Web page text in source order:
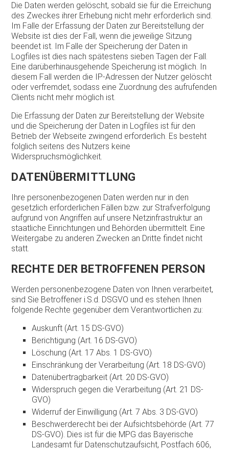
Die Daten werden gelöscht, sobald sie für die Erreichung
des Zweckes ihrer Erhebung nicht mehr erforderlich sind.
Im Falle der Erfassung der Daten zur Bereitstellung der
Website ist dies der Fall, wenn die jeweilige Sitzung
beendet ist. Im Falle der Speicherung der Daten in
Logfiles ist dies nach spätestens sieben Tagen der Fall.
Eine darüberhinausgehende Speicherung ist möglich. In
diesem Fall werden die IP-Adressen der Nutzer gelöscht
oder verfremdet, sodass eine Zuordnung des aufrufenden
Clients nicht mehr möglich ist.
Die Erfassung der Daten zur Bereitstellung der Website
und die Speicherung der Daten in Logfiles ist für den
Betrieb der Webseite zwingend erforderlich. Es besteht
folglich seitens des Nutzers keine
Widerspruchsmöglichkeit.
DATENÜBERMITTLUNG
Ihre personenbezogenen Daten werden nur in den
gesetzlich erforderlichen Fällen bzw. zur Strafverfolgung
aufgrund von Angriffen auf unsere Netzinfrastruktur an
staatliche Einrichtungen und Behörden übermittelt. Eine
Weitergabe zu anderen Zwecken an Dritte findet nicht
statt.
RECHTE DER BETROFFENEN PERSON
Werden personenbezogene Daten von Ihnen verarbeitet,
sind Sie Betroffener i.S.d. DSGVO und es stehen Ihnen
folgende Rechte gegenüber dem Verantwortlichen zu:
Auskunft (Art. 15 DS-GVO)
Berichtigung (Art. 16 DS-GVO)
Löschung (Art. 17 Abs. 1 DS-GVO)
Einschränkung der Verarbeitung (Art. 18 DS-GVO)
Datenübertragbarkeit (Art. 20 DS-GVO)
Widerspruch gegen die Verarbeitung (Art. 21 DS-
GVO)
Widerruf der Einwilligung (Art. 7 Abs. 3 DS-GVO)
Beschwerderecht bei der Aufsichtsbehörde (Art. 77
DS-GVO). Dies ist für die MPG das Bayerische
Landesamt für Datenschutzaufsicht, Postfach 606,